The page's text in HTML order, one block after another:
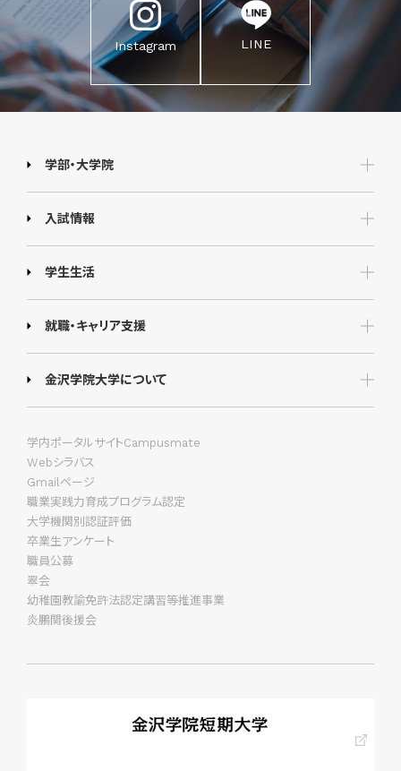
Instagram LINE
学部・大学院
入試情報
学生生活
就職・キャリア支援
金沢学院大学について
学内ポータルサイトCampusmate
Webシラバス
Gmailページ
職業実践力育成プログラム認定
大学機関別認証評価
卒業生アンケート
職員公募
翠会
幼稚園教諭免許法認定講習等推進事業
炎鵬関後援会